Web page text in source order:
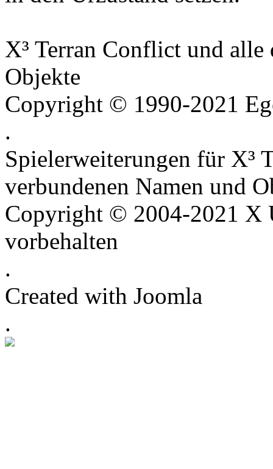
X³ Terran Conflict und
Objekte
Copyright © 1990-2021
.
Spielerweiterungen für X³
verbundenen Namen und
Copyright © 2004-2021 X
vorbehalten
.
Created with Joomla
.